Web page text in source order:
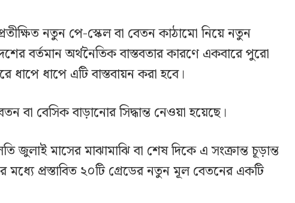
নতুন পে-স্কেল বা বেতন কাঠামো নিয়ে নতুন
বর্তমান অর্থনৈতিক বাস্তবতার কারণে একবারে পুরো
ধাপে ধাপে এটি বাস্তবায়ন করা হবে।
বা বেসিক বাড়ানোর সিদ্ধান্ত নেওয়া হয়েছে।
জুলাই মাসের মাঝামাঝি বা শেষ দিকে এ সংক্রান্ত চূড়ান্ত
প্রস্তাবিত ২০টি গ্রেডের নতুন মূল বেতনের একটি